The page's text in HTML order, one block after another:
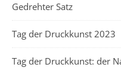
Gedrehter Satz
Tag der Druckkunst 2023
Tag der Druckkunst: der